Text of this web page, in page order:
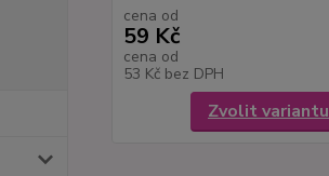
cena od
59 Kč
cena od
53 Kč bez DPH
Zvolit variantu